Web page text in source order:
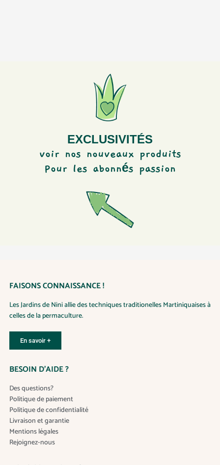
EXCLUSIVITÉS
voir nos nouveaux produits
Pour les abonnés passion
FAISONS CONNAISSANCE !
Les Jardins de Nini allie des techniques traditionelles Martiniquaises à
celles de la permaculture.
En savoir +
BESOIN D’AIDE ?
Des questions?
Politique de paiement
Politique de confidentialité
Livraison et garantie
Mentions légales
Rejoignez-nous